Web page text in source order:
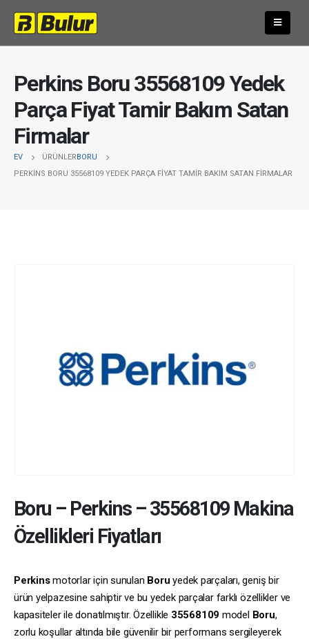
Perkins Boru 35568109 Yedek
Parça Fiyat Tamir Bakım Satan
Firmalar
EV ÜRÜNLERBORU
PERKINS BORU 35568109 YEDEK PARÇA FIYAT TAMIR BAKIM SATAN FIRMALAR
Boru – Perkins–35568109Makina
Özellikleri Fiyatları
Perkinsmotorlar için sunulan Boru yedek parçaları, geniş bir
ürün yelpazesine sahiptir ve bu yedek parçalar farklı özellikler ve
kapasiteler ile donatılmıştır. Özellikle 35568109 model Boru,
zorlu koşullar altında bile güvenilir bir performans sergileyerek